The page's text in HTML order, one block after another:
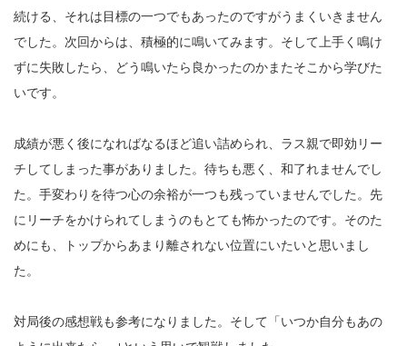
続ける、それは目標の一つでもあったのですがうまくいきません
でした。次回からは、積極的に鳴いてみます。そして上手く鳴け
ずに失敗したら、どう鳴いたら良かったのかまたそこから学びた
いです。
成績が悪く後になればなるほど追い詰められ、ラス親で即効リー
チしてしまった事がありました。待ちも悪く、和了れませんでし
た。手変わりを待つ心の余裕が一つも残っていませんでした。先
にリーチをかけられてしまうのもとても怖かったのです。そのた
めにも、トップからあまり離されない位置にいたいと思いまし
た。
対局後の感想戦も参考になりました。そして「いつか自分もあの